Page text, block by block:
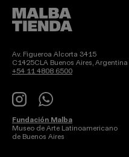
Av. Figueroa Alcorta 3415
C1425CLA Buenos Aires, Argentina
+54 11 4808 6500
InstagramWhatsApp
Fundación Malba
Museo de Arte Latinoamericano
de Buenos Aires